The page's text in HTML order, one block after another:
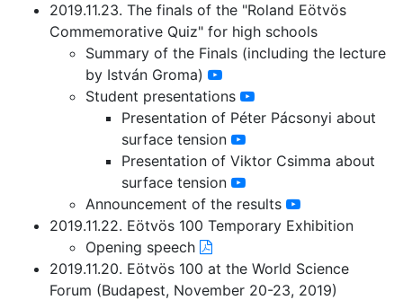
2019.11.23. The finals of the "Roland Eötvös
Commemorative Quiz" for high schools
Summary of the Finals (including the lecture
by István Groma)
Student presentations
Presentation of Péter Pácsonyi about
surface tension
Presentation of Viktor Csimma about
surface tension
Announcement of the results
2019.11.22. Eötvös 100 Temporary Exhibition
Opening speech
2019.11.20. Eötvös 100 at the World Science
Forum (Budapest, November 20-23, 2019)